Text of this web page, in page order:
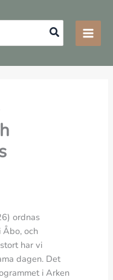
ordnas
och
har vi
dagen. Det
i Arken